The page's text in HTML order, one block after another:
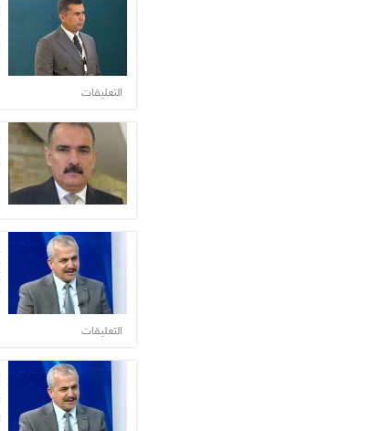
التعليقات
التعليقات